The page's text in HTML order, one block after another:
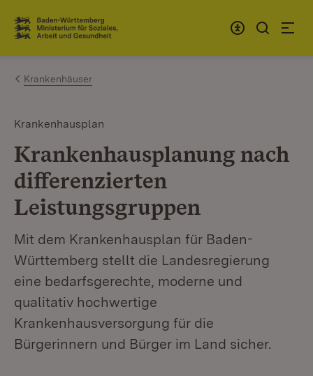
Zum Inhalt springen
Link zur Startseite
Krankenhäuser
Krankenhausplan
Krankenhausplanung nach
differenzierten
Leistungsgruppen
Mit dem Krankenhausplan für Baden-
Württemberg stellt die Landesregierung
eine bedarfsgerechte, moderne und
qualitativ hochwertige
Krankenhausversorgung für die
Bürgerinnern und Bürger im Land sicher.